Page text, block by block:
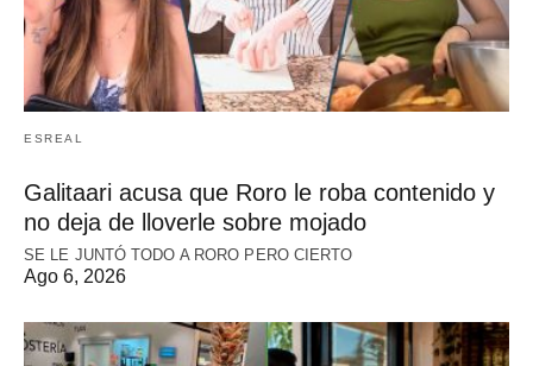
ESREAL
Galitaari acusa que Roro le roba contenido y
no deja de lloverle sobre mojado
SE LE JUNTÓ TODO A RORO PERO CIERTO
Ago 6, 2026